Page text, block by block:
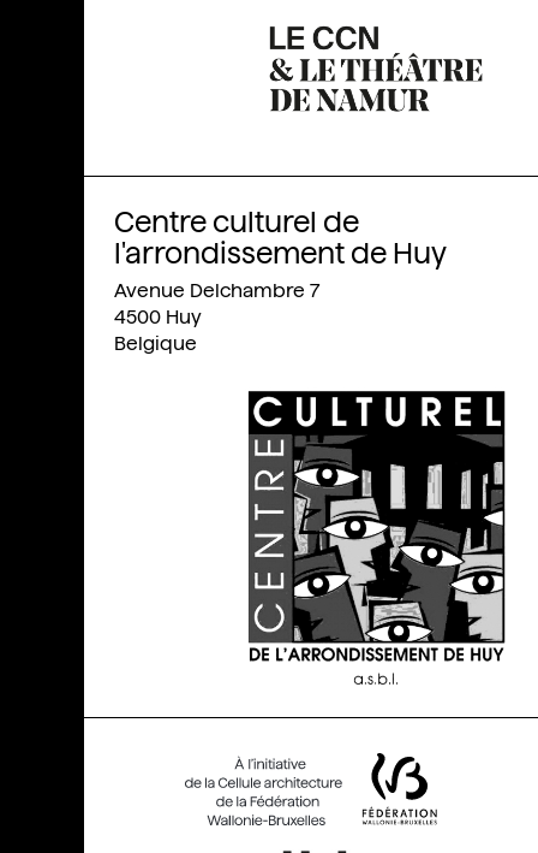
Centre culturel de
l'arrondissement de Huy
Avenue Delchambre 7
4500 Huy
Belgique